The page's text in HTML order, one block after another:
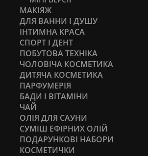
МАКІЯЖ
ДЛЯ ВАННИ І ДУШУ
ІНТИМНА КРАСА
СПОРТ І ДЕНТ
ПОБУТОВА ТЕХНІКА
ЧОЛОВІЧА КОСМЕТИКА
ДИТЯЧА КОСМЕТИКА
ПАРФУМЕРІЯ
БАДИ І ВІТАМІНИ
ЧАЙ
ОЛІЯ ДЛЯ САУНИ
СУМІШ ЕФІРНИХ ОЛІЙ
ПОДАРУНКОВІ НАБОРИ
КОСМЕТИЧКИ